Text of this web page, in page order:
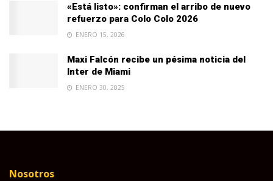
«Está listo»: confirman el arribo de nuevo
refuerzo para Colo Colo 2026
ENERO 15, 2026
Maxi Falcón recibe un pésima noticia del
Inter de Miami
ENERO 30, 2025
Nosotros